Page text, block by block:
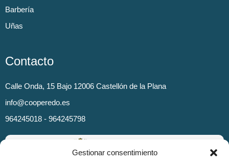
Gestionar consentimiento
Barbería
Uñas
Contacto
Calle Onda, 15 Bajo 12006 Castellón de la Plana
info@cooperedo.es
964245018 - 964245798